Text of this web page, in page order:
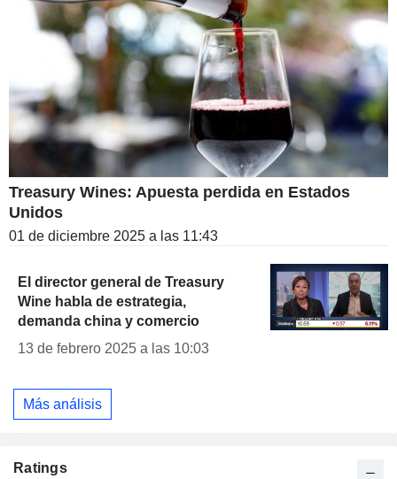
Treasury Wines: Apuesta perdida en Estados
Unidos
01 de diciembre 2025 a las 11:43
El director general de Treasury
Wine habla de estrategia,
demanda china y comercio
13 de febrero 2025 a las 10:03
Más análisis
Ratings